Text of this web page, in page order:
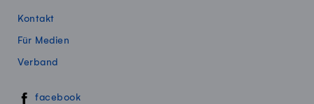
Kontakt
Für Medien
Verband
Swissmillk auf Social Media
facebook